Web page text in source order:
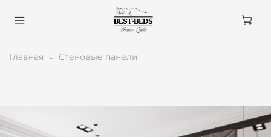
Главная Стеновые панели